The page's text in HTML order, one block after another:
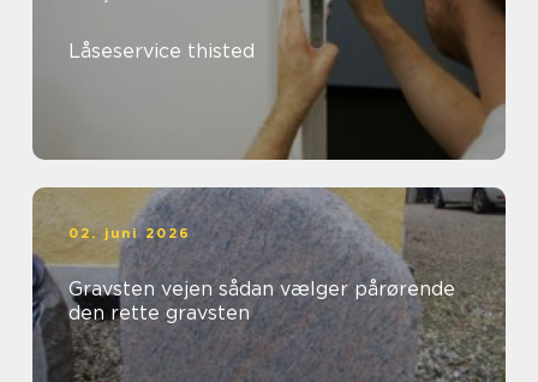
Låseservice thisted
02. juni 2026
Gravsten vejen sådan vælger pårørende
den rette gravsten